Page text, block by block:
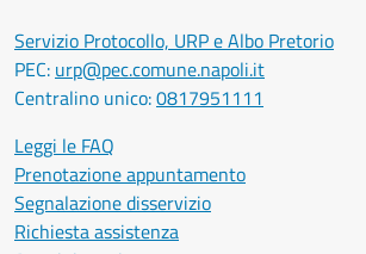
Servizio Protocollo, URP e Albo Pretorio
PEC: urp@pec.comune.napoli.it
Centralino unico:0817951111
Leggi le FAQ
Prenotazione appuntamento
Segnalazione disservizio
Richiesta assistenza